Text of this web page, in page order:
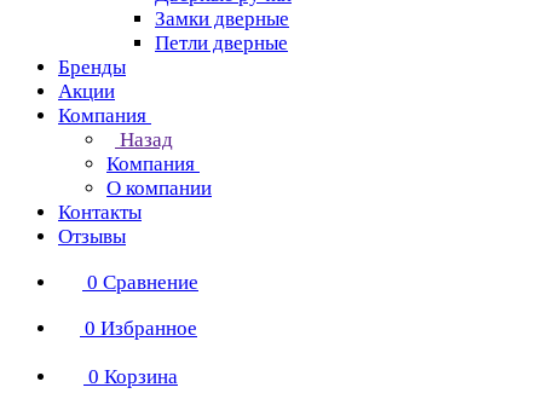
Замки дверные
Петли дверные
Бренды
Акции
Компания
Назад
Компания
О компании
Контакты
Отзывы
0 Сравнение
0 Избранное
0 Корзина